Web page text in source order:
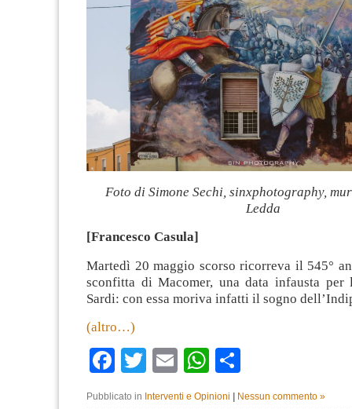
Foto di Simone Sechi, sinxphotography,
Ledda
[Francesco Casula]
Martedì 20 maggio scorso ricorreva il 545°
sconfitta di Macomer, una data infausta per
Sardi: con essa moriva infatti il sogno
(altro…)
Facebook
TwitterEmailWhatsApp
Pubblicato in Interventi e Opinioni Nessun commento »